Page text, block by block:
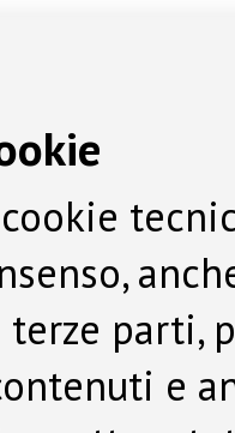
parti,
e